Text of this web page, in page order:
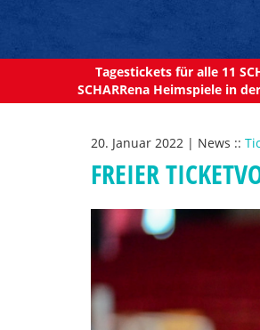
Tagestickets für alle 11
SCHARRena Heimspiele in
20. Januar 2022 | News ::
FREIER